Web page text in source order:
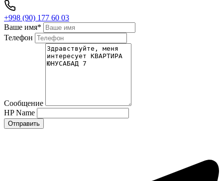
+998 (90) 177 60 03
Ваше имя*
Телефон
Сообщение
HP Name
Отправить